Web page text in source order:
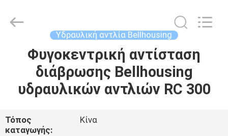
ΣΠΊΤΙ
ΠΡΟΪΌΝΤΑ
ΒΊΝΤΕΟ
Ltd..
Υδραυλική αντλία Bellhousing
Φυγοκεντρική αντίσταση
διάβρωσης Bellhousing
υδραυλικών αντλιών RC 300
Τόπος
καταγωγής:
Κίνα